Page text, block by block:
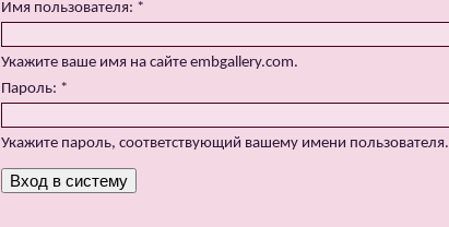
Имя пользователя: *
Укажите ваше имя на сайте embgallery.com.
Пароль: *
Укажите пароль, соответствующий вашему имени пользователя.